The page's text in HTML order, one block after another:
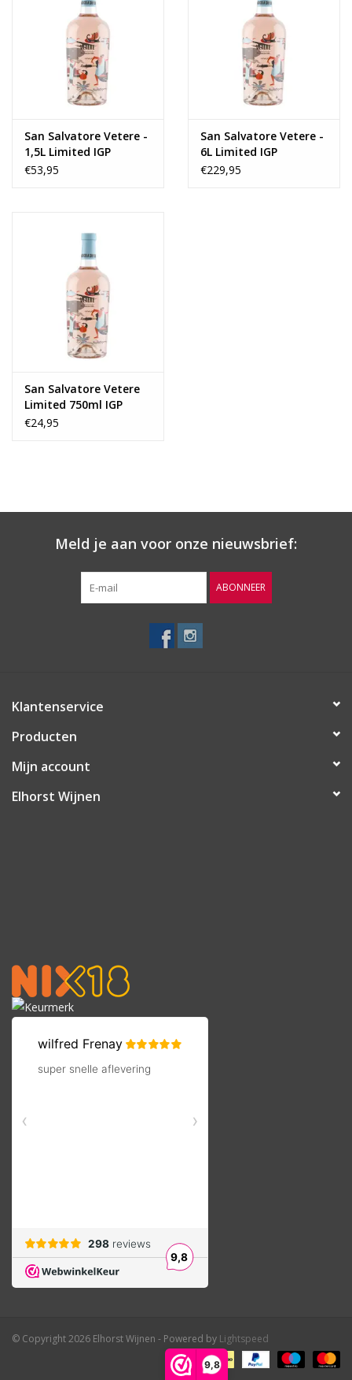
9,8
San Salvatore Vetere -
1,5L Limited IGP
Paestum Rosato 2022
€53,95
San Salvatore Vetere -
6L Limited IGP
Paestum Rosato 2022
€229,95
San Salvatore Vetere
Limited 750ml IGP
Paestum Rosato 2023
€24,95
Meld je aan voor onze nieuwsbrief:
ABONNEER
Klantenservice
Producten
Mijn account
Elhorst Wijnen
© Copyright 2026 Elhorst Wijnen - Powered by Lightspeed